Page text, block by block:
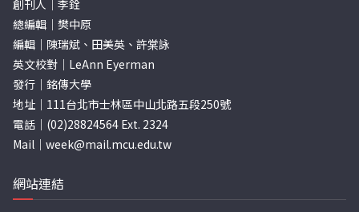
創刊人｜李銓
總編輯｜樊中原
編輯｜陳瑞斌、田美英、許棠詠
英文校對｜LeAnn Eyerman
發行｜銘傳大學
地址｜111台北市士林區中山北路五段250號
電話｜(02)28824564 Ext. 2324
Mail｜ week@mail.mcu.edu.tw
網站連結